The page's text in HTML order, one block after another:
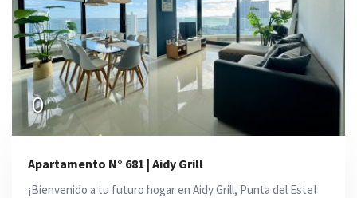
0
Apartamento N° 681 | Aidy Grill
¡Bienvenido a tu futuro hogar en Aidy Grill, Punta del Este!